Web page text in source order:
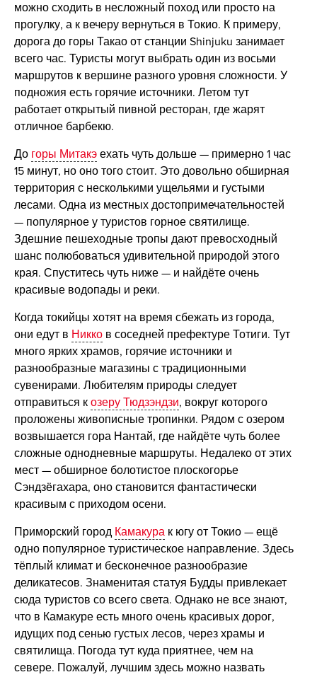
можно сходить в несложный поход или просто на
прогулку, а к вечеру вернуться в Токио. К примеру,
дорога до горы Такао от станции Shinjuku занимает
всего час. Туристы могут выбрать один из восьми
маршрутов к вершине разного уровня сложности. У
подножия есть горячие источники. Летом тут
работает открытый пивной ресторан, где жарят
отличное барбекю.
До горы Митакэехать чуть дольше — примерно 1 час
15 минут, но оно того стоит. Это довольно обширная
территория с несколькими ущельями и густыми
лесами. Одна из местных достопримечательностей
— популярное у туристов горное святилище.
Здешние пешеходные тропы дают превосходный
шанс полюбоваться удивительной природой этого
края. Спуститесь чуть ниже — и найдёте очень
красивые водопады и реки.
Когда токийцы хотят на время сбежать из города,
они едут в Никков соседней префектуре Тотиги. Тут
много ярких храмов, горячие источники и
разнообразные магазины с традиционными
сувенирами. Любителям природы следует
отправиться к озеру Тюдзэндзи, вокруг которого
проложены живописные тропинки. Рядом с озером
возвышается гора Нантай, где найдёте чуть более
сложные однодневные маршруты. Недалеко от этих
мест — обширное болотистое плоскогорье
Сэндзёгахара, оно становится фантастически
красивым с приходом осени.
Приморский город Камакурак югу от Токио — ещё
одно популярное туристическое направление. Здесь
тёплый климат и бесконечное разнообразие
деликатесов. Знаменитая статуя Будды привлекает
сюда туристов со всего света. Однако не все знают,
что в Камакуре есть много очень красивых дорог,
идущих под сенью густых лесов, через храмы и
святилища. Погода тут куда приятнее, чем на
севере. Пожалуй, лучшим здесь можно назвать